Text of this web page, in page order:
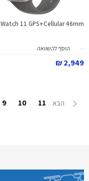
Watch 11 GPS+Cellular 46mm
הוסף להשוואה
2,949 ₪
הבא 11
10
9